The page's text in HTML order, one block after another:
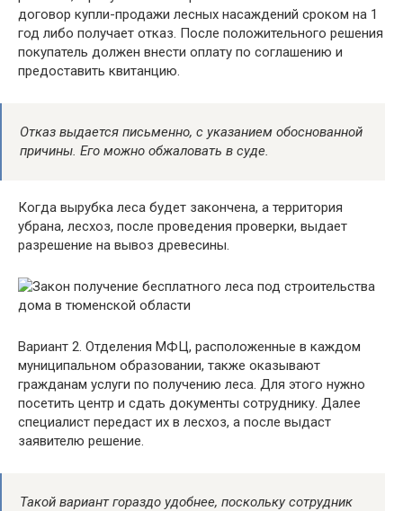
договор купли-продажи лесных насаждений сроком на 1
год либо получает отказ. После положительного решения
покупатель должен внести оплату по соглашению и
предоставить квитанцию.
Отказ выдается письменно, с указанием обоснованной
причины. Его можно обжаловать в суде.
Когда вырубка леса будет закончена, а территория
убрана, лесхоз, после проведения проверки, выдает
разрешение на вывоз древесины.
Вариант 2. Отделения МФЦ, расположенные в каждом
муниципальном образовании, также оказывают
гражданам услуги по получению леса. Для этого нужно
посетить центр и сдать документы сотруднику. Далее
специалист передаст их в лесхоз, а после выдаст
заявителю решение.
Такой вариант гораздо удобнее, поскольку сотрудник